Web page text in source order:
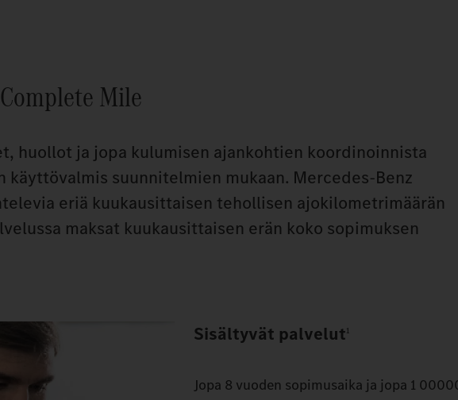
Mile
huollot ja jopa kulumisen ajankohtien koordinoinnista
suunnitelmien mukaan. Mercedes-Benz
eriä kuukausittaisen tehollisen ajokilometrimäärän
maksat kuukausittaisen erän koko sopimuksen
Sisältyvät palvelut1
Jopa 8 vuoden sopimusaika ja jopa 1